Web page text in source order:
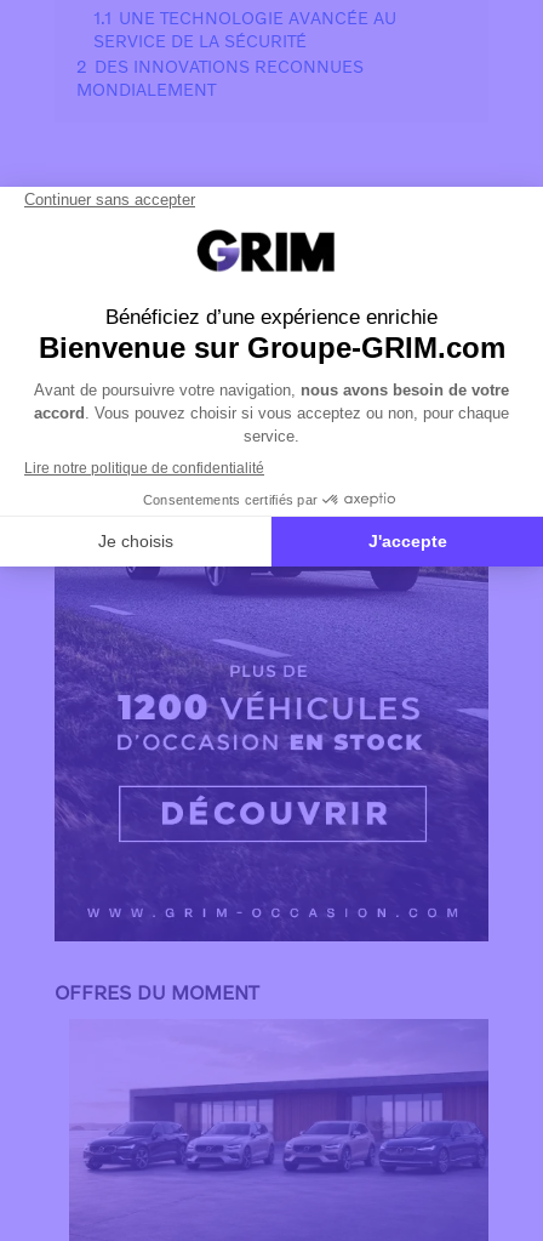
1.1 UNE TECHNOLOGIE AVANCÉE AU
SERVICE DE LA SÉCURITÉ
2 DES INNOVATIONS RECONNUES
MONDIALEMENT
OFFRES DU MOMENT